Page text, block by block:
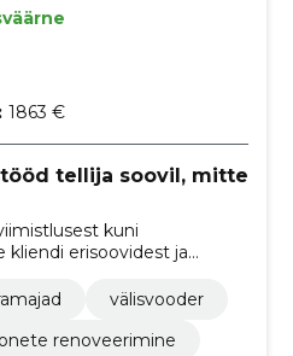
1863 €
tellija soovil, mitte
kuni
välisvooder
renoveerimine